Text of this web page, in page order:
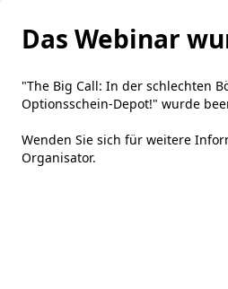
Das Webinar
"The Big Call: In der schlechten
Optionsschein-Depot!" wurde
Wenden Sie sich für weitere
Organisator.